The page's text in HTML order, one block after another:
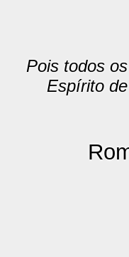
Pois todos
Espírito